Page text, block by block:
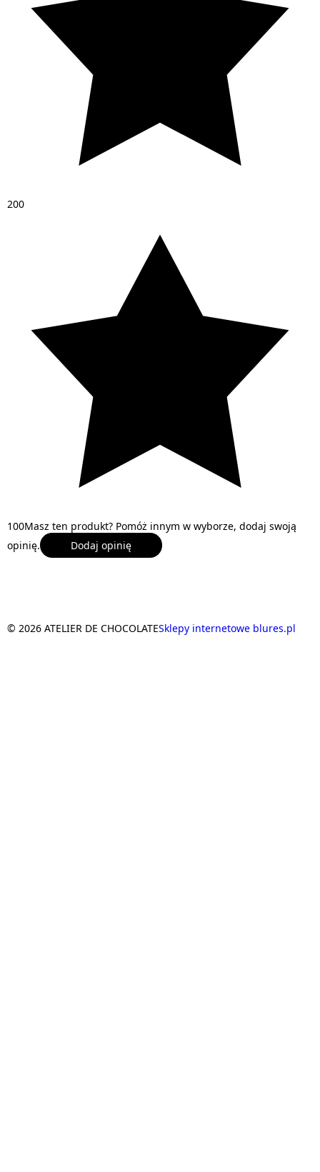
200
100Masz ten produkt? Pomóż innym w wyborze, dodaj swoją
opinię.
Dodaj opinię
© 2026 ATELIER DE CHOCOLATESklepy internetowe blures.pl